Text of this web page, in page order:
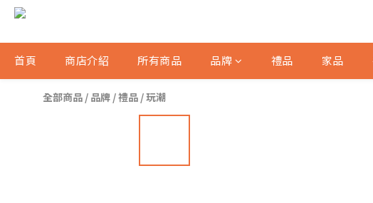
首頁 商店介紹 所有商品 品牌 禮品 家品
全部商品 / 品牌 /禮品 /玩潮